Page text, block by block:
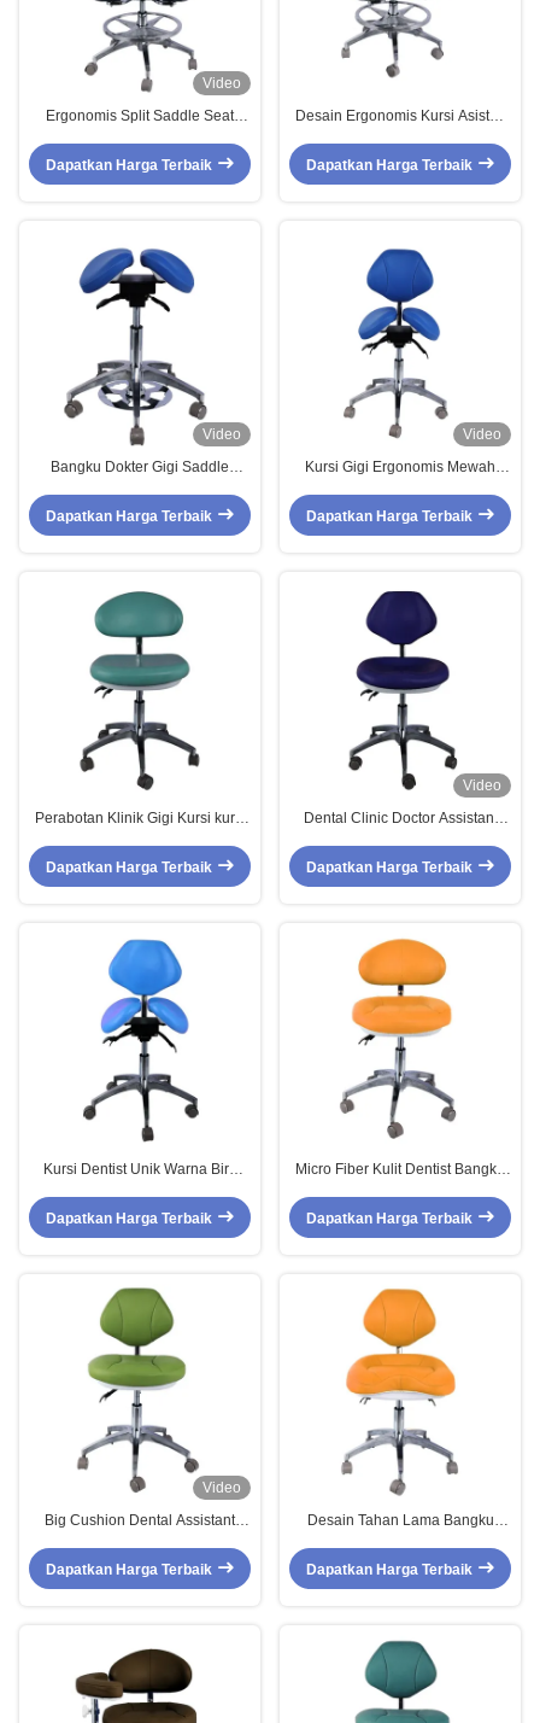
Video
Ergonomis Split Saddle Seat
Kulit Dental Swing Saddle Chair
Dapatkan Harga Terbaik
Desain Ergonomis Kursi Asisten
Bangku Dengan Double Armrest
Dapatkan Harga Terbaik
Video
Bangku Dokter Gigi Saddle
yang Dapat Disesuaikan dan
Rotasi 360 derajat untuk Klinik
Dapatkan Harga Terbaik
Video
Kursi Gigi Ergonomis Mewah
Disesuaikan dan Rotasi 360
Derajat untuk Klinik dan Rumah
Dapatkan Harga Terbaik
Perabotan Klinik Gigi Kursi kursi
besar bangku dokter gigi
Dapatkan Harga Terbaik
Video
Dental Clinic Doctor Assistant
Seat Blue Color Dentist Stool
Dapatkan Harga Terbaik
Kursi Dentist Unik Warna Biru
Dental Twin Saddle
Dapatkan Harga Terbaik
Micro Fiber Kulit Dentist Bangku
Soft Cushion Surgical Bangku
Untuk Dokter Gigi
Dapatkan Harga Terbaik
Video
Big Cushion Dental Assistant
Custom Dentist Stool
Dapatkan Harga Terbaik
Desain Tahan Lama Bangku
Dokter Gigi dengan Kursi Besar
Dengan Roda
Dapatkan Harga Terbaik